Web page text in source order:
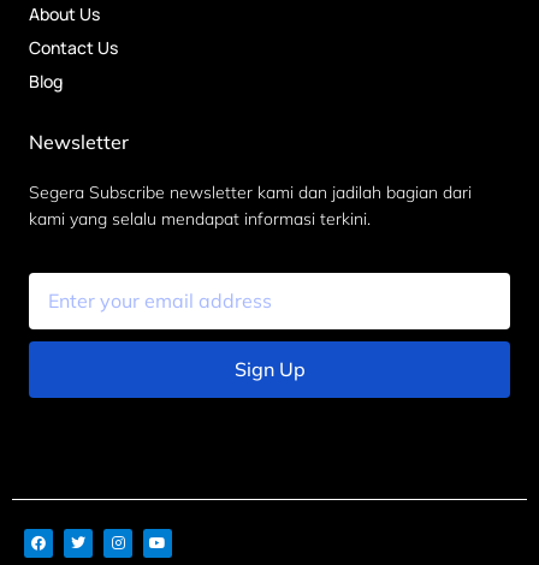
About Us
Contact Us
Blog
Newsletter
Segera Subscribe newsletter kami dan jadilah bagian dari
kami yang selalu mendapat informasi terkini.
Sign Up